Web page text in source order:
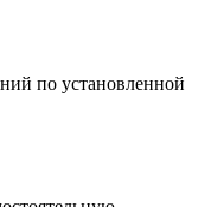
по установленной